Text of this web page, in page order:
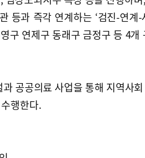
등과 즉각 연계하는 ‘검진-연계-
구 연제구 동래구 금정구 등 4개
공공의료 사업을 통해 지역사
행한다.